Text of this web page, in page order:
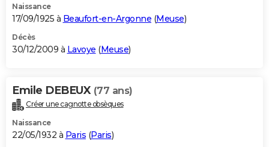
Naissance
17/09/1925 à Beaufort-en-Argonne (Meuse)
Décès
30/12/2009 à Lavoye (Meuse)
Emile DEBEUX (77 ans)
Créer une cagnotte obsèques
Naissance
22/05/1932 à Paris (Paris)